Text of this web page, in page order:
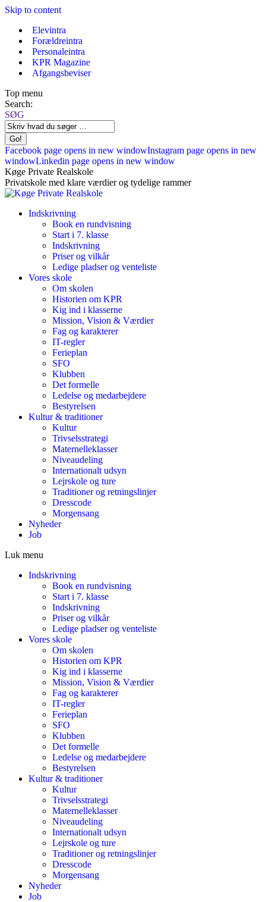
Skip to content
Elevintra
Forældreintra
Personaleintra
KPR Magazine
Afgangsbeviser
Top menu
Search:
SØG
Facebook page opens in new windowInstagram page opens in new
windowLinkedin page opens in new window
Køge Private Realskole
Privatskole med klare værdier og tydelige rammer
Indskrivning
Book en rundvisning
Start i 7. klasse
Indskrivning
Priser og vilkår
Ledige pladser og venteliste
Vores skole
Om skolen
Historien om KPR
Kig ind i klasserne
Mission, Vision & Værdier
Fag og karakterer
IT-regler
Ferieplan
SFO
Klubben
Det formelle
Ledelse og medarbejdere
Bestyrelsen
Kultur & traditioner
Kultur
Trivselsstrategi
Maternelleklasser
Niveaudeling
Internationalt udsyn
Lejrskole og ture
Traditioner og retningslinjer
Dresscode
Morgensang
Nyheder
Job
Luk menu
Indskrivning
Book en rundvisning
Start i 7. klasse
Indskrivning
Priser og vilkår
Ledige pladser og venteliste
Vores skole
Om skolen
Historien om KPR
Kig ind i klasserne
Mission, Vision & Værdier
Fag og karakterer
IT-regler
Ferieplan
SFO
Klubben
Det formelle
Ledelse og medarbejdere
Bestyrelsen
Kultur & traditioner
Kultur
Trivselsstrategi
Maternelleklasser
Niveaudeling
Internationalt udsyn
Lejrskole og ture
Traditioner og retningslinjer
Dresscode
Morgensang
Nyheder
Job